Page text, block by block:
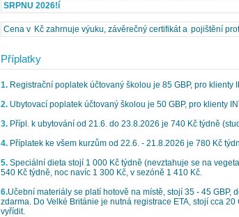
SRPNU 2026!í
Cena v Kč zahrnuje výuku, závěrečný certifikát a pojištění
Příplatky
1.Registrační poplatek účtovaný školou je 85 GBP, pro klienty
2.Ubytovací poplatek účtovaný školou je 50 GBP, pro klienty
3.Přípl. k ubytování od 21.6. do 23.8.2026 je 740 Kč týdně
4.Příplatek ke všem kurzům od 22.6. - 21.8.2026 je 780 Kč
5.Speciální dieta stojí 1 000 Kč týdně (nevztahuje se na
540 Kč týdně, noc navíc 1 300 Kč, v sezóně 1 410 Kč.
6.Učební materiály se platí hotově na místě, stojí 35 - 45 GBP,
zdarma. Do Velké Británie je nutná registrace ETA, stojí cca 20
vyřídit.